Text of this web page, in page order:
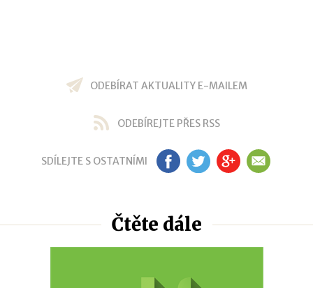
ODEBÍRAT AKTUALITY E-MAILEM
ODEBÍREJTE PŘES RSS
SDÍLEJTE S OSTATNÍMI FB TW GP EM
Čtěte dále